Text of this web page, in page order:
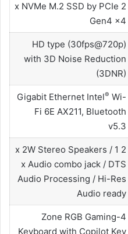
2 x NVMe M.2 SSD by PCIe
Gen4 x4
HD type (30fps@720p)
with 3D Noise Reduction
(3DNR)
Gigabit Ethernet Intel® Wi-
Fi 6E AX211, Bluetooth
v5.3
2 x 2W Stereo Speakers / 1
x Audio combo jack / DTS
Audio Processing / Hi-Res
Audio ready
4-Zone RGB Gaming
Keyboard with Copilot Key